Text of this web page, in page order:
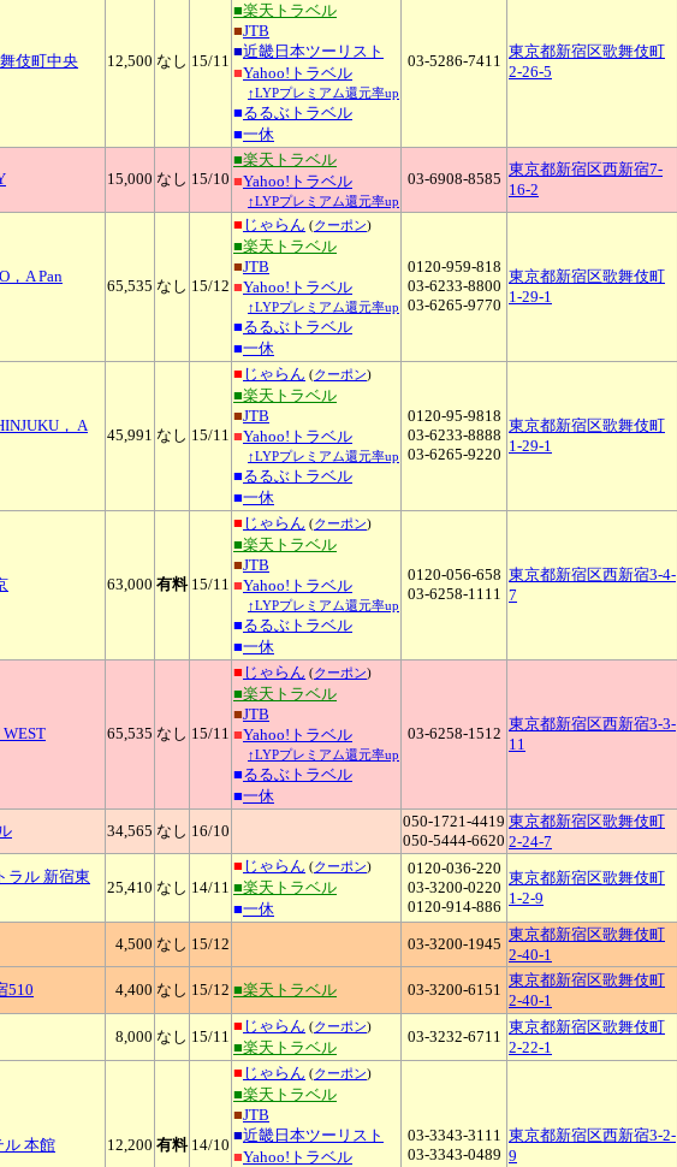
伎町中央 12,500 なし 15/11
■楽天トラベル
■JTB
■近畿日本ツーリスト
■Yahoo!トラベル
↑LYPプレミアム還元率up
■るるぶトラベル
■一休
03-5286-7411
東京都新宿区歌舞伎町
2-26-5
15,000 なし 15/10
■楽天トラベル
■Yahoo!トラベル
↑LYPプレミアム還元率up
03-6908-8585
東京都新宿区西新宿7-
16-2
，A Pan
65,535 なし 15/12
■ じゃらん (クーポン)
■楽天トラベル
■JTB
■Yahoo!トラベル
↑LYPプレミアム還元率up
■るるぶトラベル
■一休
0120-959-818
03-6233-8800
03-6265-9770
東京都新宿区歌舞伎町
1-29-1
， A
45,991 なし 15/11
■ じゃらん (クーポン)
■楽天トラベル
■JTB
■Yahoo!トラベル
↑LYPプレミアム還元率up
■るるぶトラベル
■一休
0120-95-9818
03-6233-8888
03-6265-9220
東京都新宿区歌舞伎町
1-29-1
63,000 有料 15/11
■ じゃらん (クーポン)
■楽天トラベル
■JTB
■Yahoo!トラベル
↑LYPプレミアム還元率up
■るるぶトラベル
■一休
0120-056-658
03-6258-1111
東京都新宿区西新宿3-4-
7
65,535 なし 15/11
■ じゃらん (クーポン)
■楽天トラベル
■JTB
■Yahoo!トラベル
↑LYPプレミアム還元率up
■るるぶトラベル
■一休
03-6258-1512
東京都新宿区西新宿3-3-
11
34,565 なし 16/10
050-1721-4419
050-5444-6620
東京都新宿区歌舞伎町
2-24-7
ラル 新宿東
25,410 なし 14/11
■ じゃらん (クーポン)
■楽天トラベル
■一休
0120-036-220
03-3200-0220
0120-914-886
東京都新宿区歌舞伎町
1-2-9
4,500 なし 15/12 03-3200-1945
東京都新宿区歌舞伎町
2-40-1
510 4,400 なし 15/12 ■楽天トラベル 03-3200-6151
東京都新宿区歌舞伎町
2-40-1
8,000 なし 15/11
■ じゃらん (クーポン)
■楽天トラベル
03-3232-6711
東京都新宿区歌舞伎町
2-22-1
ル本館 12,200 有料 14/10
■ じゃらん (クーポン)
■楽天トラベル
■JTB
■近畿日本ツーリスト
■Yahoo!トラベル
03-3343-3111
03-3343-0489
東京都新宿区西新宿3-2-
9